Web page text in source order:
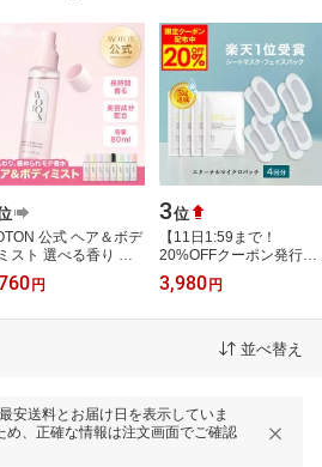
公式 ヘア＆ボデ
スト 選べる香り モ
ヘアミスト ボディ
ト ボディコロン フ
円
3位
【11日1:59まで！
20%OFFクーポン発行
中】 マイクロニードル 4
袋【4回分】 【エターナ
3,980 円
並べ替え
安送料とお届け日を表示していま
め、正確な情報は注文画面でご確認